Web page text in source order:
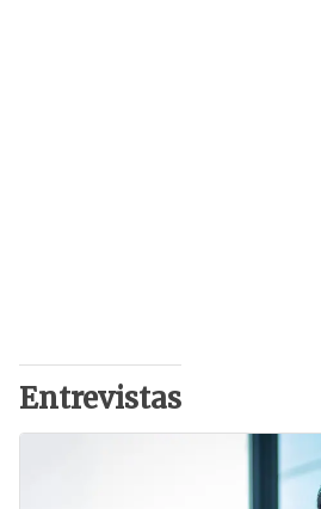
Entrevistas